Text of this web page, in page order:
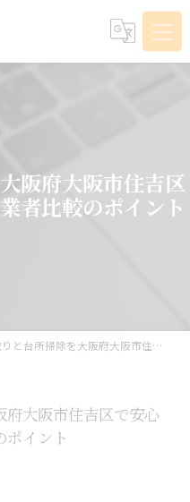
阪府大阪市住吉区
者比較のポイント
掃除を大阪府大阪市住吉区で安心して頼む方法と業者比較のポイント
府大阪市住吉区で安心
ポイント